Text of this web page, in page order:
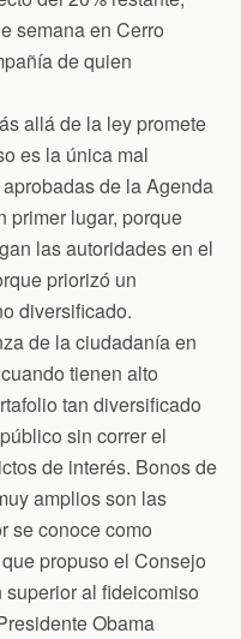
semana en Cerro
de quien
allá de la ley promete
es la única mal
de la Agenda
primer lugar, porque
las autoridades en el
priorizó un
diversificado.
de la ciudadanía en
tienen alto
tan diversificado
sin correr el
de interés. Bonos de
amplios son las
se conoce como
propuso el Consejo
al fideicomiso
Obama